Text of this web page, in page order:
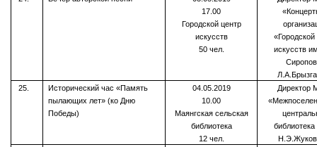
17.00
Городской центр
искусств
50 чел.
«Городской
искусств
25.
Исторический час «Память
пылающих лет» (ко Дню
Победы)
04.05.2019
10.00
Маянгская сельская
библиотека
12 чел.
Директор